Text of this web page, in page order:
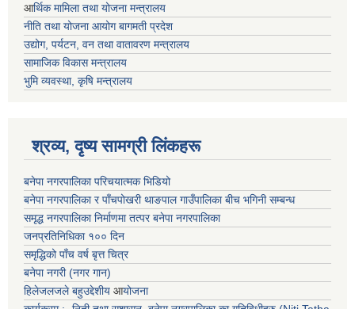
आर्थिक मामिला तथा योजना मन्त्रालय
नीति तथा योजना आयोग बागमती प्रदेश
उद्योग, पर्यटन, वन तथा वातावरण मन्त्रालय
सामाजिक विकास मन्त्रालय
भुमि व्यवस्था, कृषि मन्त्रालय
श्रव्य, दृष्य सामग्री लिंकहरू
बनेपा नगरपालिका परिचयात्मक भिडियो
बनेपा नगरपालिका र पाँचपोखरी थाङपाल गाउँपालिका बीच भगिनी सम्बन्ध
समृद्ध नगरपालिका निर्माणमा तत्पर बनेपा नगरपालिका
जनप्रतिनिधिका १०० दिन
समृद्धिको पाँच वर्ष बृत्त चित्र
बनेपा नगरी (नगर गान)
हिलेजलजले बहुउद्देशीय आयोजना